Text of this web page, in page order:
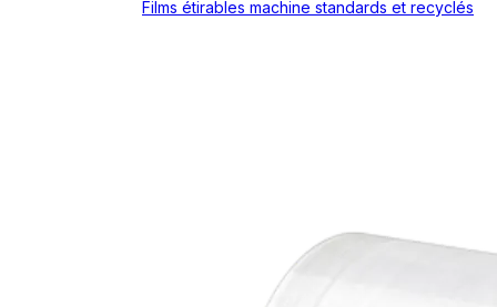
Films étirables machine standards et recyclés